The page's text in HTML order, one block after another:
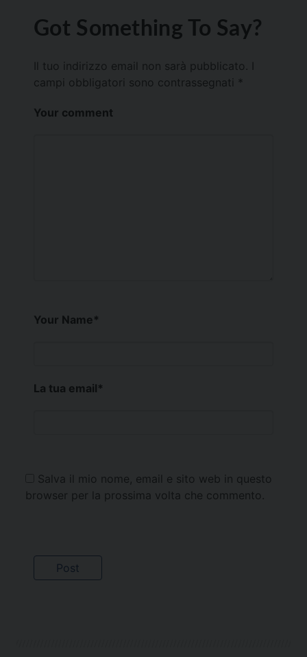
Got Something To Say?
Il tuo indirizzo email non sarà pubblicato.
campi obbligatori sono contrassegnati *
Your comment
Your Name*
La tua email*
Salva il mio nome, email e sito web in questo
browser per la prossima volta che commento.